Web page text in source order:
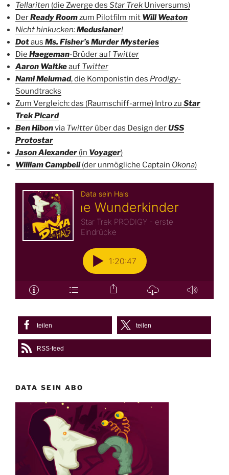
Tellariten (die Zwerge des Star Trek Universums)
DerReady Roomzum Pilotfilm mit Will Weaton
Nicht hinkucken:Medusianer!
Dotaus Ms. Fisher’s Murder Mysteries
Die Haegeman-Brüder auf Twitter
Aaron Waltkeauf Twitter
Nami Melumad, die Komponistin des Prodigy-
Soundtracks
Zum Vergleich: das (Raumschiff-arme) Intro zu Star
Trek Picard
Ben Hibonvia Twitter über das Design derUSS
Protostar
Jason Alexander (in Voyager)
William Campbell(der unmögliche Captain Okona)
teilen teilen
RSS-feed
DATA SEIN ABO